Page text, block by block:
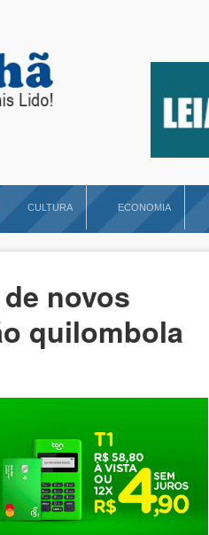
CULTURA ECONOMIA
novos
quilombola